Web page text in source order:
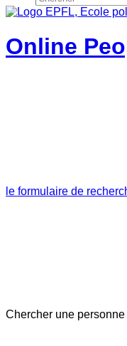
Online
le formulaire de
Chercher une personne